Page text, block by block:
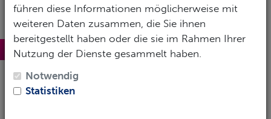
Maria la Gorda
Ein Naturparadies und Tauchspot - ganz im
äußerstenWesten von Kuba
führen diese Informationen möglicherweise mit
weiteren Daten zusammen, die Sie ihnen
bereitgestellt haben oder die sie im Rahmen Ihrer
Nutzung der Dienste gesammelt haben.
Notwendig
Statistiken